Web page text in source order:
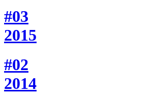
#03
2015
#02
2014